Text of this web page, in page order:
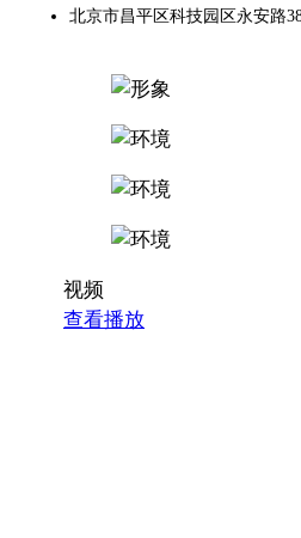
北京市昌平区科技园区永安路
视频
查看播放